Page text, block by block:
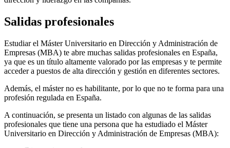
Salidas profesionales
Estudiar el Máster Universitario en Dirección y Administración de
Empresas (MBA) te abre muchas salidas profesionales en España,
ya que es un título altamente valorado por las empresas y te permite
acceder a puestos de alta dirección y gestión en diferentes sectores.
Además, el máster no es habilitante, por lo que no te forma para una
profesión regulada en España.
A continuación, se presenta un listado con algunas de las salidas
profesionales que tiene una persona que ha estudiado el Máster
Universitario en Dirección y Administración de Empresas (MBA):